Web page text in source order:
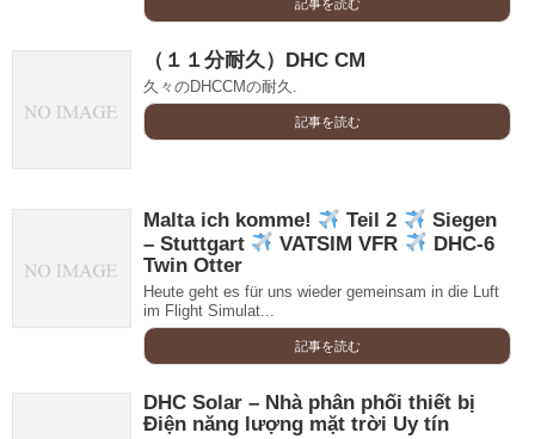
記事を読む
（１１分耐久）DHC CM
久々のDHCCMの耐久.
記事を読む
Malta ich komme! Teil 2
Siegen
– Stuttgart
VATSIM VFR
DHC-6
Twin Otter
Heute geht es für uns wieder gemeinsam in die Luft
im Flight Simulat...
記事を読む
DHC Solar – Nhà phân phối thiết bị
Điện năng lượng mặt trời Uy tín